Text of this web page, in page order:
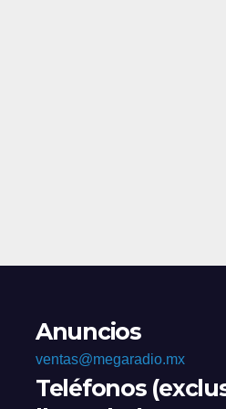
Anuncios
ventas@megaradio.mx
Teléfonos